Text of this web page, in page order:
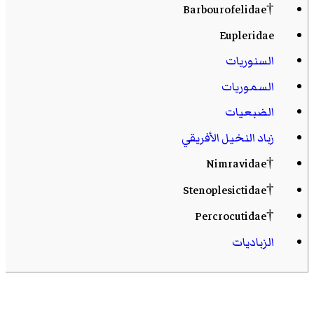
†Barbourofelidae
Eupleridae
السنوريات
السموريات
الضبعيات
زباد النخيل الأفريقي
†Nimravidae
†Stenoplesictidae
†Percrocutidae
الزباديات